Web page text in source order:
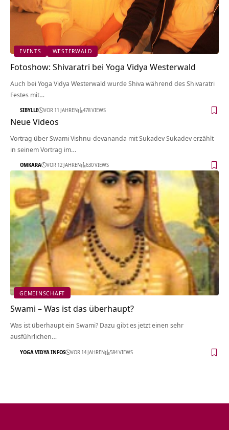
EVENTS WESTERWALD
Fotoshow: Shivaratri bei Yoga Vidya Westerwald
Auch bei Yoga Vidya Westerwald wurde Shiva während des Shivaratri
Festes mit…
SIBYLLE VOR 11 JAHREN 478 VIEWS
Neue Videos
Vortrag über Swami Vishnu-devananda mit Sukadev Sukadev erzählt
in seinem Vortrag im…
OMKARA VOR 12 JAHREN 630 VIEWS
GEMEINSCHAFT
Swami – Was ist das überhaupt?
Was ist überhaupt ein Swami? Dazu gibt es jetzt einen sehr
ausführlichen…
YOGA VIDYA INFOS VOR 14 JAHREN 584 VIEWS